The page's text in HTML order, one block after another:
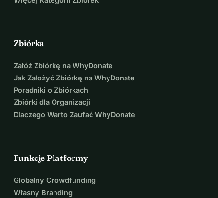
Zbiórka
Załóż Zbiórkę na WhyDonate
Jak Założyć Zbiórkę na WhyDonate
Poradniki o Zbiórkach
Zbiórki dla Organizacji
Dlaczego Warto Zaufać WhyDonate
Funkcje Platformy
Globalny Crowdfunding
Własny Branding